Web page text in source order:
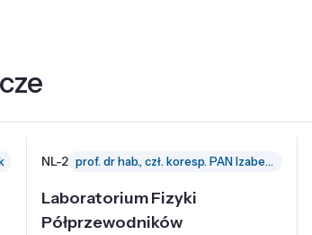
NL-2 prof. dr hab., czł. koresp. PAN Izabella Grzegory
Laboratorium Fizyki
Półprzewodników